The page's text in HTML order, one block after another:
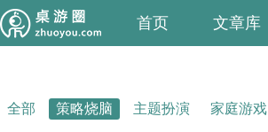
首页 文章库
全部 策略烧脑 主题扮演 家庭游戏